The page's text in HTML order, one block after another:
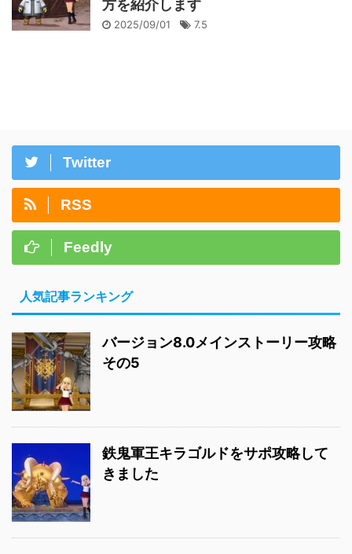
方を紹介します
2025/09/01 7.5
Twitter
RSS
Feedly
人気記事ランキング
バージョン8.0メインストーリー攻略
その5
鉄鬼軍王キラゴルドをサポ攻略して
きました